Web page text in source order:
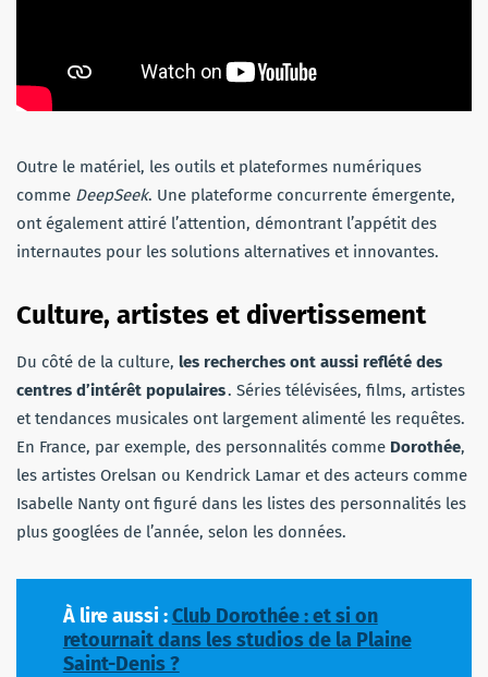
Outre le matériel, les outils et plateformes numériques
comme DeepSeek. Une plateforme concurrente émergente,
ont également attiré l’attention, démontrant l’appétit des
internautes pour les solutions alternatives et innovantes.
Culture, artistes et divertissement
Du côté de la culture, les recherches ont aussi reflété des
centres d’intérêt populaires. Séries télévisées, films, artistes
et tendances musicales ont largement alimenté les requêtes.
En France, par exemple, des personnalités comme Dorothée,
les artistes Orelsan ou Kendrick Lamar et des acteurs comme
Isabelle Nanty ont figuré dans les listes des personnalités les
plus googlées de l’année, selon les données.
À lire aussi :Club Dorothée : et si on
retournait dans les studios de la Plaine
Saint-Denis ?